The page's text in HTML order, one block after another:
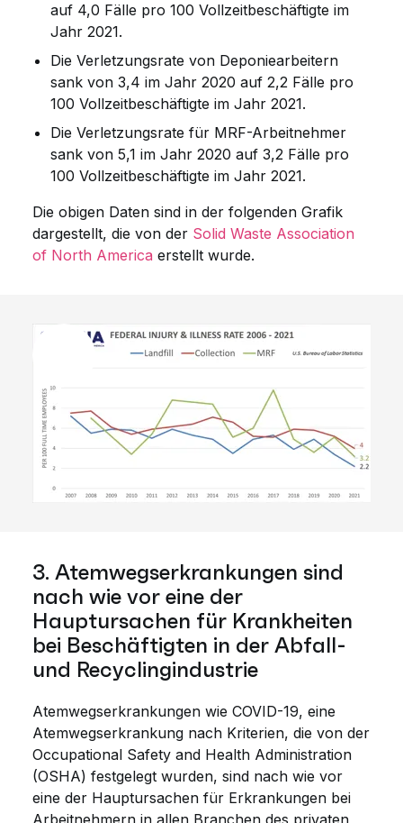
auf 4,0 Fälle pro 100 Vollzeitbeschäftigte im
Jahr 2021.
Die Verletzungsrate von Deponiearbeitern
sank von 3,4 im Jahr 2020 auf 2,2 Fälle pro
100 Vollzeitbeschäftigte im Jahr 2021.
Die Verletzungsrate für MRF-Arbeitnehmer
sank von 5,1 im Jahr 2020 auf 3,2 Fälle pro
100 Vollzeitbeschäftigte im Jahr 2021.
Die obigen Daten sind in der folgenden Grafik
dargestellt, die von der Solid Waste Association
of North America erstellt wurde.
3. Atemwegserkrankungen sind
nach wie vor eine der
Hauptursachen für Krankheiten
bei Beschäftigten in der Abfall-
und Recyclingindustrie
Atemwegserkrankungen wie COVID-19, eine
Atemwegserkrankung nach Kriterien, die von der
Occupational Safety and Health Administration
(OSHA) festgelegt wurden, sind nach wie vor
eine der Hauptursachen für Erkrankungen bei
Arbeitnehmern in allen Branchen des privaten